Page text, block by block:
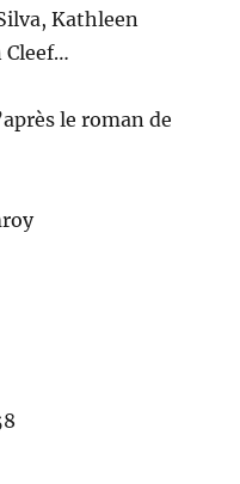
Kathleen
Cleef…
le roman de